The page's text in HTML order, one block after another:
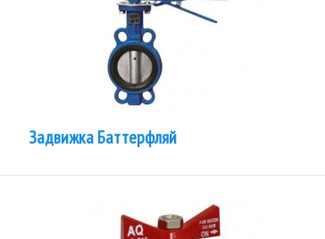
Задвижка Баттерфляй